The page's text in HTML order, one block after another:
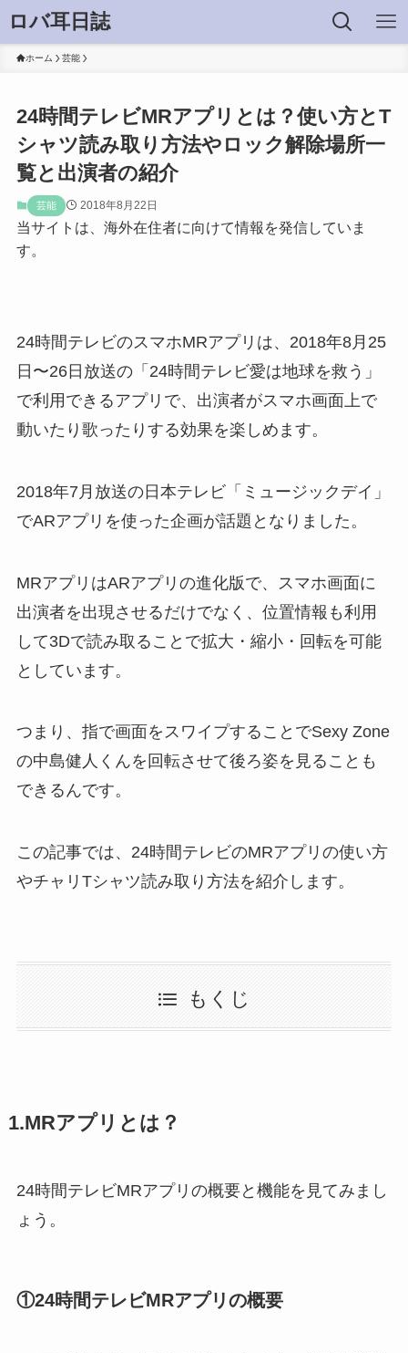
ロバ耳日誌
ホーム 芸能
24時間テレビMRアプリとは？使い方とT
シャツ読み取り方法やロック解除場所一
覧と出演者の紹介
芸能 2018年8月22日
当サイトは、海外在住者に向けて情報を発信していま
す。
24時間テレビのスマホMRアプリは、2018年8月25
日〜26日放送の「24時間テレビ愛は地球を救う」
で利用できるアプリで、出演者がスマホ画面上で
動いたり歌ったりする効果を楽しめます。
2018年7月放送の日本テレビ「ミュージックデイ」
でARアプリを使った企画が話題となりました。
MRアプリはARアプリの進化版で、スマホ画面に
出演者を出現させるだけでなく、位置情報も利用
して3Dで読み取ることで拡大・縮小・回転を可能
としています。
つまり、指で画面をスワイプすることでSexy Zone
の中島健人くんを回転させて後ろ姿を見ることも
できるんです。
この記事では、24時間テレビのMRアプリの使い方
やチャリTシャツ読み取り方法を紹介します。
もくじ
1.MRアプリとは？
24時間テレビMRアプリの概要と機能を見てみまし
ょう。
①24時間テレビMRアプリの概要